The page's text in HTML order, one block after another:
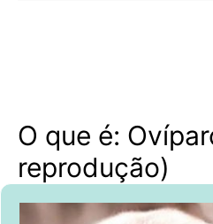
O que é:
reprodução)